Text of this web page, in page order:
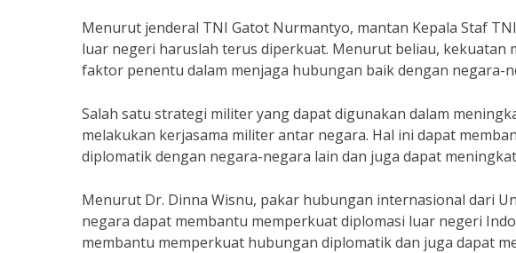
Menurut jenderal TNI Gatot Nurmantyo, mantan Kepala Staf
luar negeri haruslah terus diperkuat. Menurut beliau, kekuatan
faktor penentu dalam menjaga hubungan baik dengan negara-
Salah satu strategi militer yang dapat digunakan dalam
melakukan kerjasama militer antar negara. Hal ini dapat
diplomatik dengan negara-negara lain dan juga dapat
Menurut Dr. Dinna Wisnu, pakar hubungan internasional dari
negara dapat membantu memperkuat diplomasi luar negeri
membantu memperkuat hubungan diplomatik dan juga dapat